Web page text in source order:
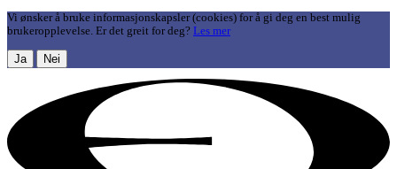
Vi ønsker å bruke informasjonskapsler (cookies) for å gi deg en best mulig
brukeropplevelse. Er det greit for deg? Les mer
Ja Nei